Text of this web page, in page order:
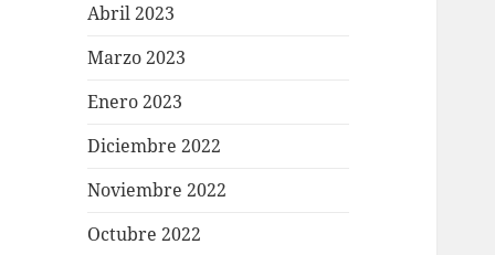
Abril 2023
Marzo 2023
Enero 2023
Diciembre 2022
Noviembre 2022
Octubre 2022